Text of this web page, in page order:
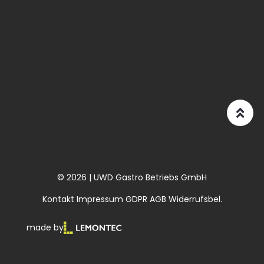
© 2026 | UWD Gastro Betriebs GmbH
Kontakt Impressum GDPR AGB Widerrufsbel.
made by